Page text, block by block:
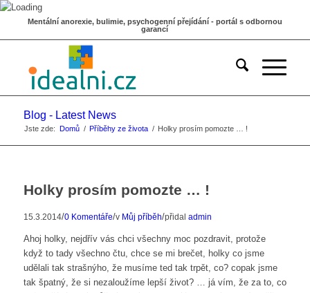
Mentální anorexie, bulimie, psychogenní přejídání - portál s odbornou
garancí
Blog - Latest News
Jste zde: Domů / Příběhy ze života / Holky prosím pomozte … !
Holky prosím pomozte … !
15.3.2014/0 Komentáře/v Můj příběh/přidal admin
Ahoj holky, nejdřív vás chci všechny moc pozdravit, protože
když to tady všechno čtu, chce se mi brečet, holky co jsme
udělali tak strašnýho, že musíme ted tak trpět, co? copak jsme
tak špatný, že si nezaloužíme lepší život? … já vím, že za to, co